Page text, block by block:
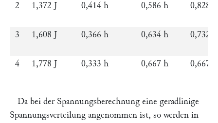
2
1,372 J 0,414 h 0,586 h 0,828
3 1,608 J 0,366 h 0,634 h 0,732
4 1,778 J 0,333 h 0,667 h 0,667
Da bei der Spannungsberechnung eine geradlinige
Spannungsverteilung angenommen ist, so werden in